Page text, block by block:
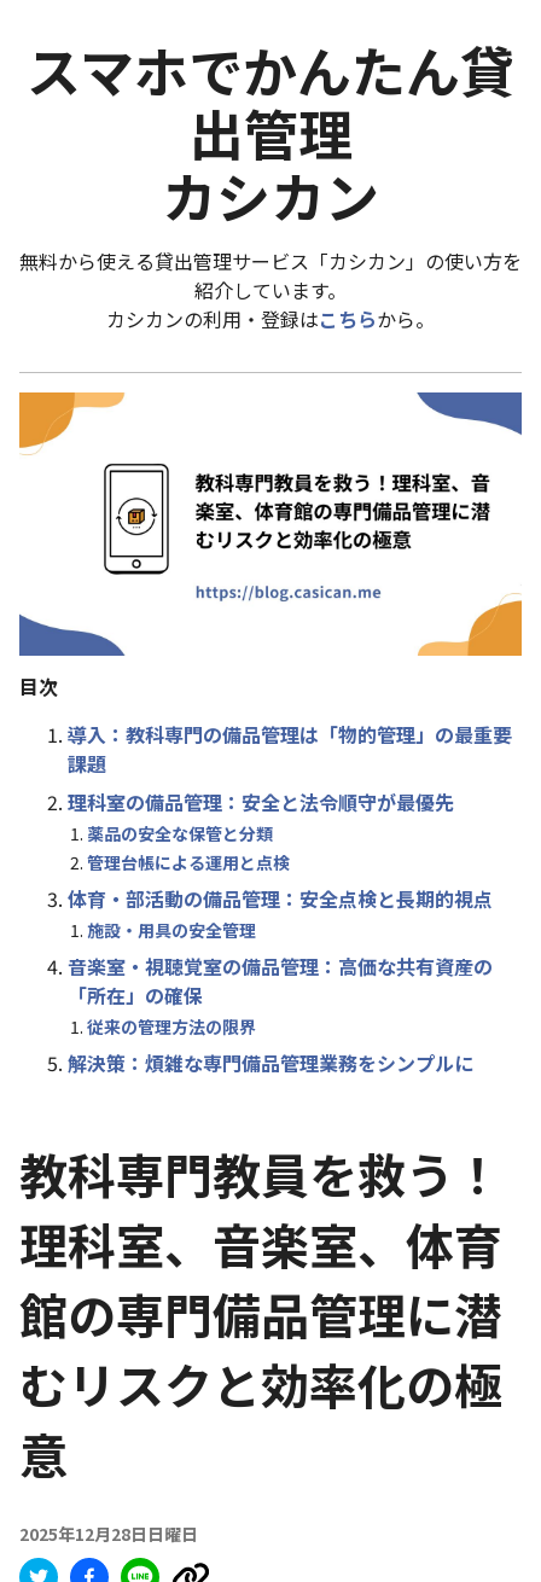
スマホでかんたん貸
出管理
カシカン
無料から使える貸出管理サービス「カシカン」の使い方を
紹介しています。
カシカンの利用・登録はこちらから。
目次
導入：教科専門の備品管理は「物的管理」の最重要
課題
理科室の備品管理：安全と法令順守が最優先
薬品の安全な保管と分類
管理台帳による運用と点検
体育・部活動の備品管理：安全点検と長期的視点
施設・用具の安全管理
音楽室・視聴覚室の備品管理：高価な共有資産の
「所在」の確保
従来の管理方法の限界
解決策：煩雑な専門備品管理業務をシンプルに
教科専門教員を救う！
理科室、音楽室、体育
館の専門備品管理に潜
むリスクと効率化の極
意
2025年12月28日日曜日